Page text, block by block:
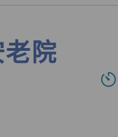
院